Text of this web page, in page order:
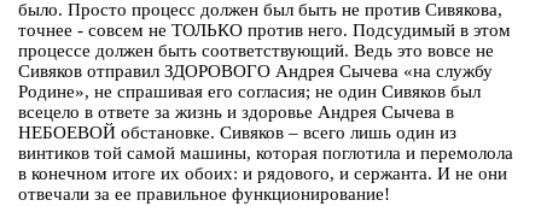
было. Просто процесс должен был быть не против Сивякова,
точнее - совсем не ТОЛЬКО против него. Подсудимый в этом
процессе должен быть соответствующий. Ведь это вовсе не
Сивяков отправил ЗДОРОВОГО Андрея Сычева «на службу
Родине», не спрашивая его согласия; не один Сивяков был
всецело в ответе за жизнь и здоровье Андрея Сычева в
НЕБОЕВОЙ обстановке. Сивяков – всего лишь один из
винтиков той самой машины, которая поглотила и перемолола
в конечном итоге их обоих: и рядового, и сержанта. И не они
отвечали за ее правильное функционирование!